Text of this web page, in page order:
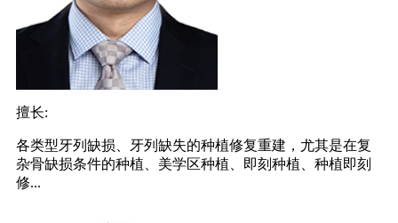
擅长:
各类型牙列缺损、牙列缺失的种植修复重建，尤其是在复
杂骨缺损条件的种植、美学区种植、即刻种植、种植即刻
修...